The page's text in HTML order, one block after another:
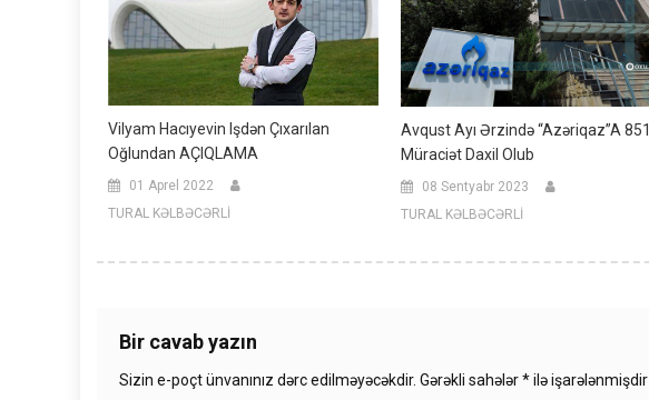
Vilyam Hacıyevin Işdən Çıxarılan
Oğlundan AÇIQLAMA
01 Aprel 2022
TURAL KƏLBƏCƏRLİ
Avqust Ayı Ərzində “Azəriqaz”a 851
Müraciət Daxil Olub
08 Sentyabr 2023
TURAL KƏLBƏCƏRLİ
Bir cavab yazın
Sizin e-poçt ünvanınız dərc edilməyəcəkdir. Gərəkli sahələr*ilə işarələnmişdir